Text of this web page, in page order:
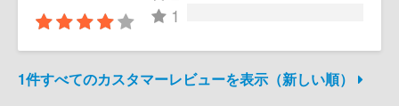
1
1件すべてのカスタマーレビューを表示（新しい順）